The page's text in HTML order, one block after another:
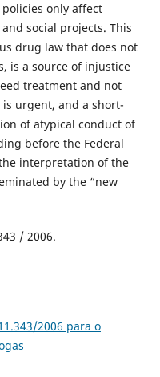
only affect
social projects. This
drug law that does not
is a source of injustice
treatment and not
urgent, and a short-
of atypical conduct of
before the Federal
interpretation of the
by the “new
/ 2006.
2006 para o